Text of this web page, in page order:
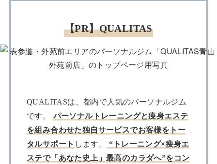
【PR】QUALITAS
QUALITASは、都内で人気のパーソナルジム
です。 パーソナルトレーニングと痩身エステ
を組み合わせた独自サービスでお客様をトー
タルサポート します。
“トレーニング×痩身エ
ステで「あなた史上」最高のカラダへ”をコン